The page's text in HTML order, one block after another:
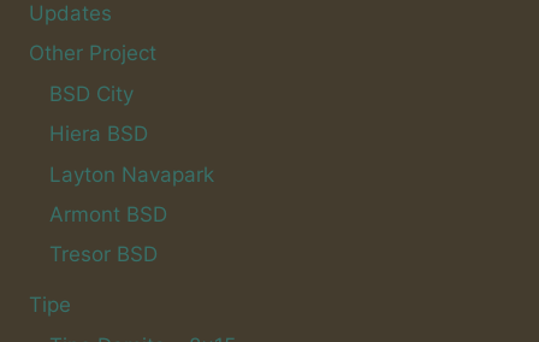
Updates
Other Project
BSD City
Hiera BSD
Layton Navapark
Armont BSD
Tresor BSD
Tipe